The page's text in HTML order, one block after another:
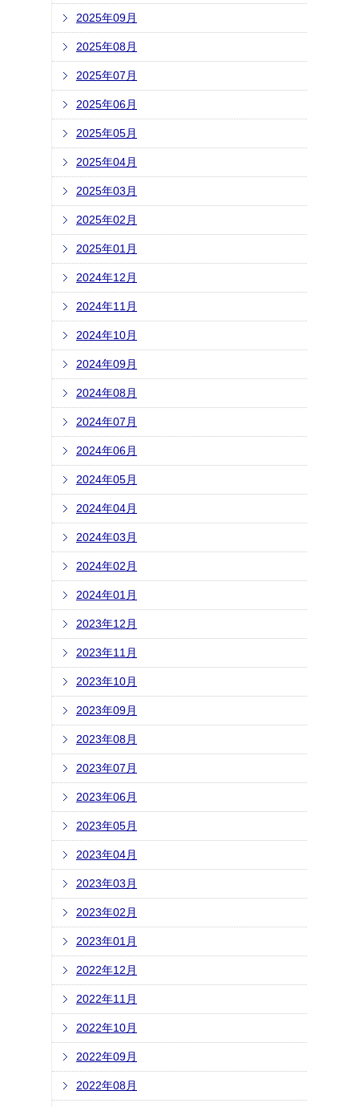
2025年09月
2025年08月
2025年07月
2025年06月
2025年05月
2025年04月
2025年03月
2025年02月
2025年01月
2024年12月
2024年11月
2024年10月
2024年09月
2024年08月
2024年07月
2024年06月
2024年05月
2024年04月
2024年03月
2024年02月
2024年01月
2023年12月
2023年11月
2023年10月
2023年09月
2023年08月
2023年07月
2023年06月
2023年05月
2023年04月
2023年03月
2023年02月
2023年01月
2022年12月
2022年11月
2022年10月
2022年09月
2022年08月